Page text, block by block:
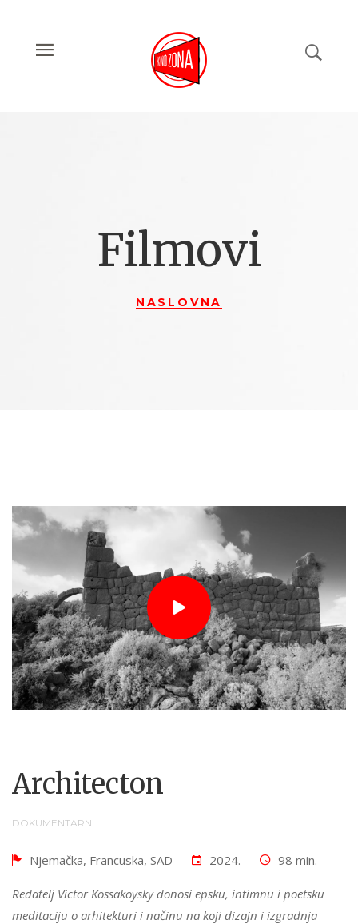
Filmovi
NASLOVNA
Architecton
DOKUMENTARNI
Njemačka, Francuska, SAD 2024. 98 min.
Redatelj Victor Kossakoysky donosi epsku, intimnu i poetsku
meditaciju o arhitekturi i načinu na koji dizajn i izgradnja